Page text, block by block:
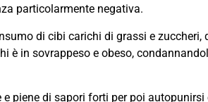
particolarmente negativa.
di cibi carichi di grassi e zuccheri,
è in sovrappeso e obeso,
piene di sapori forti per poi autopunirsi